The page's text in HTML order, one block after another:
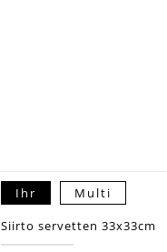
Ihr Multi
Siirto servetten 33x33cm